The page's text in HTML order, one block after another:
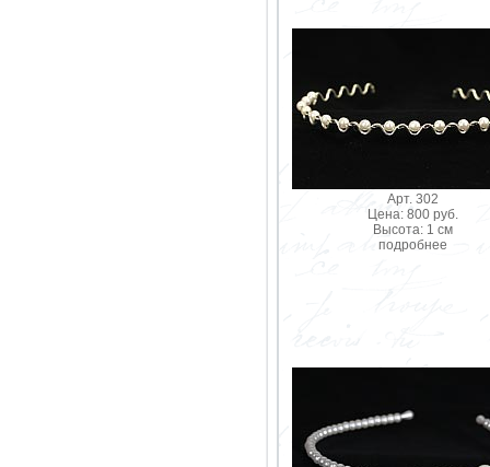
Арт. 302
Цена: 800 руб.
Высота: 1 см
подробнее